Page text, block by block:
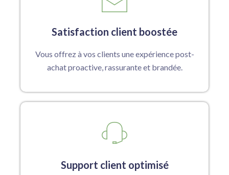
Satisfaction client boostée
Vous offrez à vos clients une expérience post-
achat proactive, rassurante et brandée.
Support client optimisé